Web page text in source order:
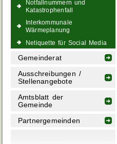
Notfallnummern und
Katastrophenfall
Interkommunale
Wärmeplanung
Netiquette für Social Media
Gemeinderat
Ausschreibungen /
Stellenangebote
Amtsblatt der
Gemeinde
Partnergemeinden